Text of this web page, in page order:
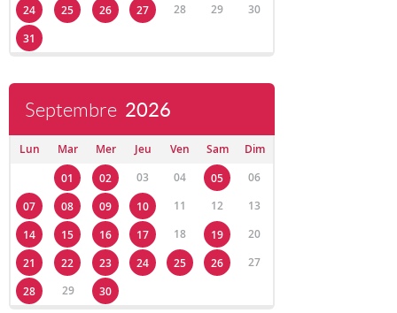
24
25 26 27 28 29
30
31
Septembre 2026
Lun Mar Mer Jeu Ven Sam
Dim
01
02 03 04 05
06
07
08 09 10 11 12
13
14
15 16 17 18 19
20
21
22 23 24 25 26
27
28
29 30